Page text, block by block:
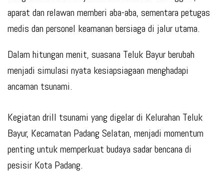
aparat dan relawan memberi aba-aba, sementara petugas
medis dan personel keamanan bersiaga di jalur utama.
Dalam hitungan menit, suasana Teluk Bayur berubah
menjadi simulasi nyata kesiapsiagaan menghadapi
ancaman tsunami.
Kegiatan drill tsunami yang digelar di Kelurahan Teluk
Bayur, Kecamatan Padang Selatan, menjadi momentum
penting untuk memperkuat budaya sadar bencana di
pesisir Kota Padang.